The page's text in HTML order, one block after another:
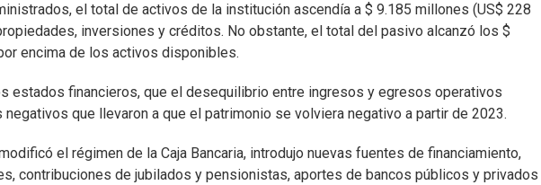
el total de activos de la institución ascendía a $ 9.185 millones (US$ 228
inversiones y créditos. No obstante, el total del pasivo alcanzó los $
encima de los activos disponibles.
estados financieros, que el desequilibrio entre ingresos y egresos operativos
que llevaron a que el patrimonio se volviera negativo a partir de 2023.
el régimen de la Caja Bancaria, introdujo nuevas fuentes de financiamiento,
contribuciones de jubilados y pensionistas, aportes de bancos públicos y privados